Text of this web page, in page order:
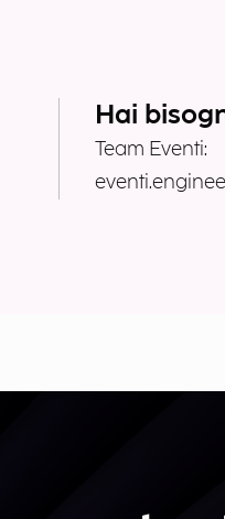
Hai
Team Eventi: